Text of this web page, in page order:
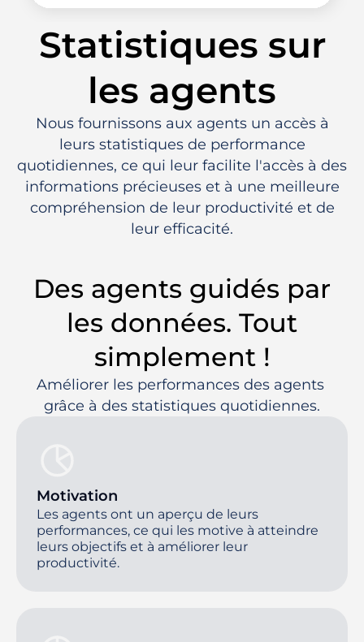
Statistiques sur
les agents
Nous fournissons aux agents un accès à
leurs statistiques de performance
quotidiennes, ce qui leur facilite l'accès à des
informations précieuses et à une meilleure
compréhension de leur productivité et de
leur efficacité.
Des agents guidés par
les données. Tout
simplement !
Améliorer les performances des agents
grâce à des statistiques quotidiennes.
Motivation
Les agents ont un aperçu de leurs
performances, ce qui les motive à atteindre
leurs objectifs et à améliorer leur
productivité.